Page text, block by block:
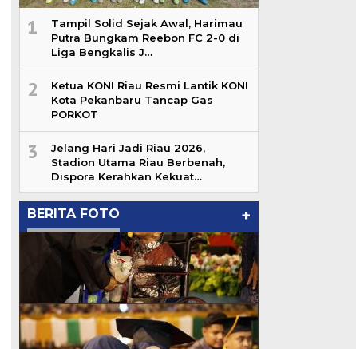
1
Tampil Solid Sejak Awal, Harimau
Putra Bungkam Reebon FC 2-0 di
Liga Bengkalis J…
2
Ketua KONI Riau Resmi Lantik KONI
Kota Pekanbaru Tancap Gas
PORKOT
3
Jelang Hari Jadi Riau 2026,
Stadion Utama Riau Berbenah,
Dispora Kerahkan Kekuat…
BERITA FOTO +